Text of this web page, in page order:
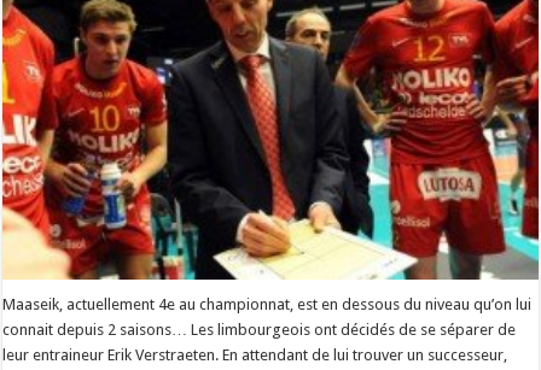
Maaseik, actuellement 4e au championnat, est en dessous du niveau qu’on lui
connait depuis 2 saisons… Les limbourgeois ont décidés de se séparer de
leur entraineur Erik Verstraeten. En attendant de lui trouver un successeur,